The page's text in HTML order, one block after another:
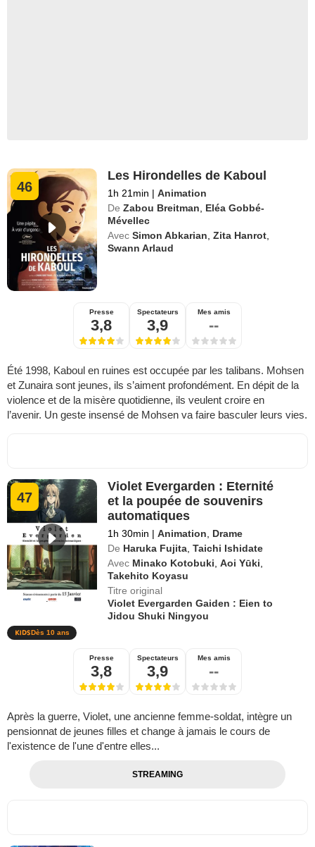
46
Les Hirondelles de Kaboul
1h 21min | Animation
De Zabou Breitman
Eléa Gobbé-
Mévellec
Avec Simon Abkarian ,Zita Hanrot
Swann Arlaud
Presse
3,8
Spectateurs
3,9
Mes amis
--
Été 1998, Kaboul en ruines est occupée par les talibans. Mohsen
et Zunaira sont jeunes, ils s’aiment profondément. En dépit de la
violence et de la misère quotidienne, ils veulent croire en
l’avenir. Un geste insensé de Mohsen va faire basculer leurs vies.
47
Violet Evergarden : Eternité
et la poupée de souvenirs
automatiques
1h 30min | Animation
Drame
De Haruka Fujita ,Taichi Ishidate
Avec Minako Kotobuki ,Aoi Yūki
Takehito Koyasu
Titre original
Violet Evergarden Gaiden : Eien to
Jidou Shuki Ningyou
Dès 10 ans
Presse
3,8
Spectateurs
3,9
Mes amis
--
Après la guerre, Violet, une ancienne femme-soldat, intègre un
pensionnat de jeunes filles et change à jamais le cours de
l'existence de l'une d'entre elles...
STREAMING